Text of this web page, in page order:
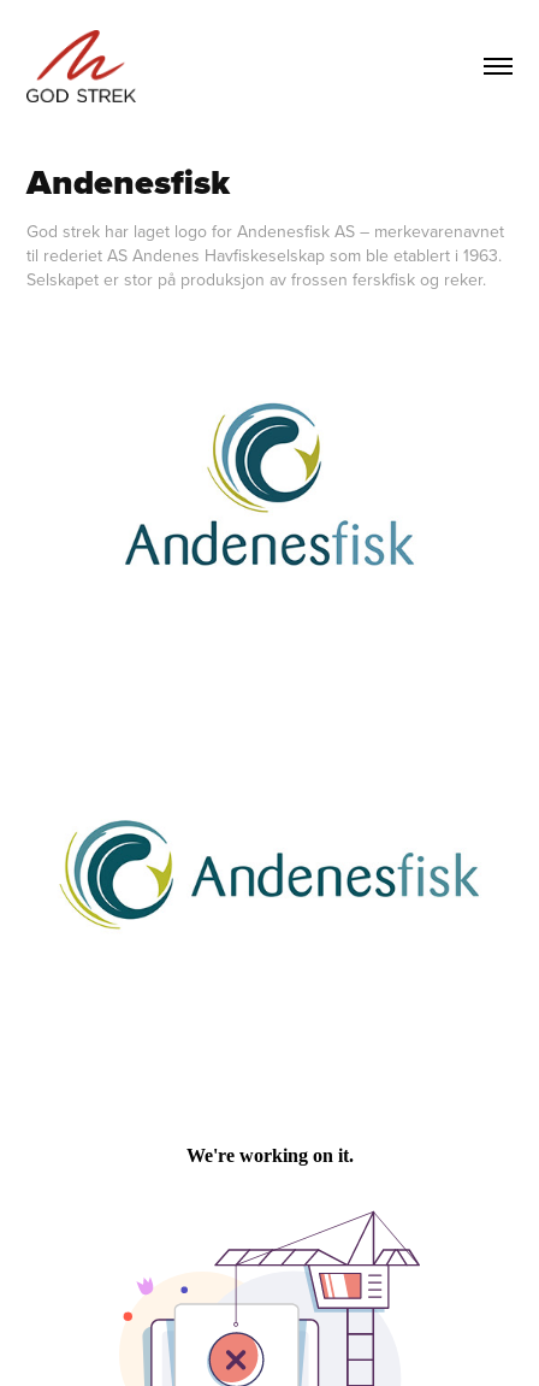
Andenesfisk
God strek har laget logo for Andenesfisk AS – merkevarenavnet
til rederiet AS Andenes Havfiskeselskap som ble etablert i 1963.